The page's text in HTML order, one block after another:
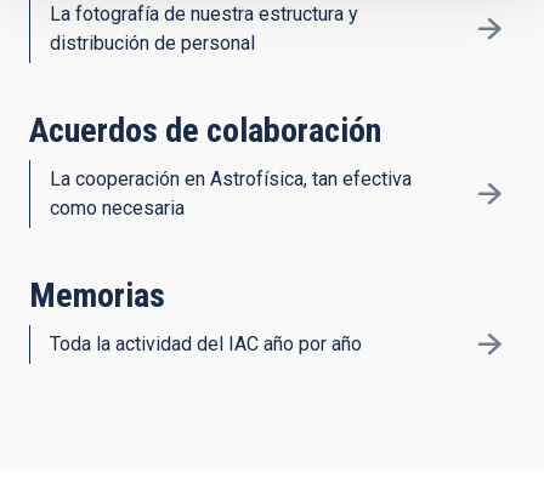
La fotografía de nuestra estructura y
distribución de personal
Acuerdos de colaboración
La cooperación en Astrofísica, tan efectiva
como necesaria
Memorias
Toda la actividad del IAC año por año